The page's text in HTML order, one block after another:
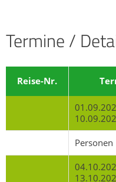
Termine /
Reise-Nr.
Personen